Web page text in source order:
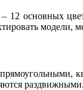
основных
модели,
раздвижными.